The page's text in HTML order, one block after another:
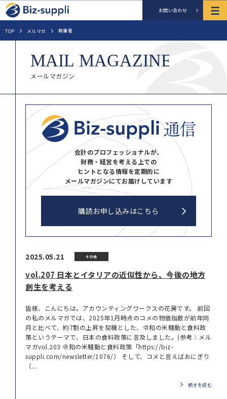
お問い合わせ
TOP メルマガ 執筆者
メールマガジン
会計のプロフェッショナルが、
財務・経営を考える上での
ヒントとなる情報を定期的に
メールマガジンにてお届けしています
購読お申し込みはこちら
2025.05.21 その他
vol.207 日本とイタリアの近似性から、今後の地方
創生を考える
皆様、こんにちは。アカウンティングワークスの花房です。 前回
の私のメルマガでは、2025年1月時点のコメの物価指数が前年同
月と比べて、約7割の上昇を契機とした、令和の米騒動と食料政
策というテーマで、日本の食料政策に言及しました。(参考：メル
マガvol.203 令和の米騒動と食料政策「https://biz-
suppli.com/newsletter/1076/） そして、コメと言えばおにぎり
（...
続きを読む